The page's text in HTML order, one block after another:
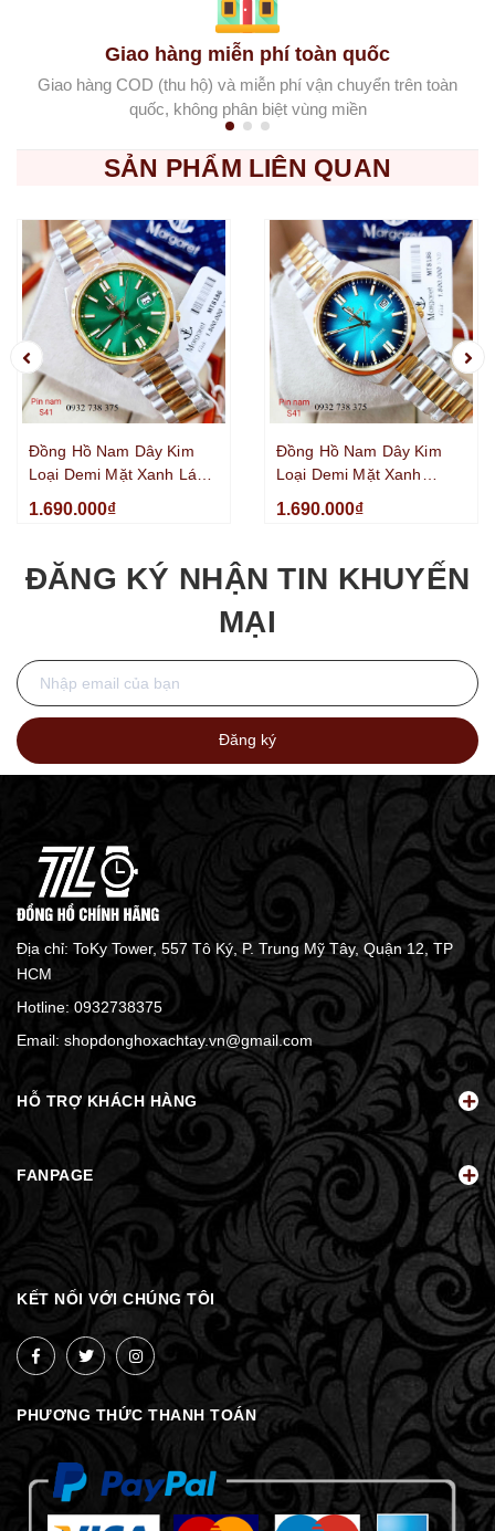
Giao hàng miễn phí toàn quốc
Giao hàng COD (thu hộ) và miễn phí vận chuyển trên toàn
quốc, không phân biệt vùng miền
SẢN PHẨM LIÊN QUAN
Đồng Hồ Nam Dây Kim
Loại Demi Mặt Xanh Lá
Pin Kính Sapphire 40mm
1.690.000₫
Đồng Hồ Nam Dây Kim
Loại Demi Mặt Xanh
MT8186 Kính Sapphire
1.690.000₫
ĐĂNG KÝ NHẬN TIN KHUYẾN
MẠI
Đăng ký
Địa chỉ: ToKy Tower, 557 Tô Ký, P. Trung Mỹ Tây, Quận 12, TP
HCM
Hotline: 0932738375
Email: shopdonghoxachtay.vn@gmail.com
HỖ TRỢ KHÁCH HÀNG
FANPAGE
KẾT NỐI VỚI CHÚNG TÔI
PHƯƠNG THỨC THANH TOÁN